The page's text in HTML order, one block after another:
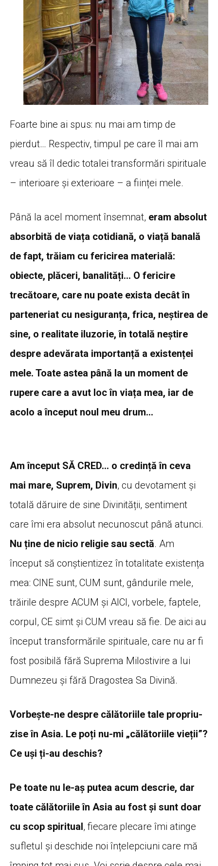
Foarte bine ai spus: nu mai am timp de
pierdut… Respectiv, timpul pe care îl mai am
vreau să îl dedic totalei transformări spirituale
– interioare și exterioare – a ființei mele.
Până la acel moment însemnat, eram absolut
absorbită de viața cotidiană, o viață banală
de fapt, trăiam cu fericirea materială:
obiecte, plăceri, banalități… O fericire
trecătoare, care nu poate exista decât în
parteneriat cu nesiguranța, frica, neștirea de
sine, o realitate iluzorie, în totală neștire
despre adevărata importanță a existenței
mele. Toate astea până la un moment de
rupere care a avut loc în viața mea, iar de
acolo a început noul meu drum…
Am început SĂ CRED… o credință în ceva
mai mare, Suprem, Divin, cu devotament și
totală dăruire de sine Divinității, sentiment
care îmi era absolut necunoscut până atunci.
Nu ține de nicio religie sau sectă. Am
început să conștientizez în totalitate existența
mea: CINE sunt, CUM sunt, gândurile mele,
trăirile despre ACUM și AICI, vorbele, faptele,
corpul, CE simt și CUM vreau să fie. De aici au
început transformările spirituale, care nu ar fi
fost posibilă fără Suprema Milostivire a lui
Dumnezeu și fără Dragostea Sa Divină.
Vorbește-ne despre călătoriile tale propriu-
zise în Asia. Le poți nu-mi „călătoriile vieții”?
Ce uși ți-au deschis?
Pe toate nu le-aș putea acum descrie, dar
toate călătoriile în Asia au fost și sunt doar
cu scop spiritual, fiecare plecare îmi atinge
sufletul și deschide noi înțelepciuni care mă